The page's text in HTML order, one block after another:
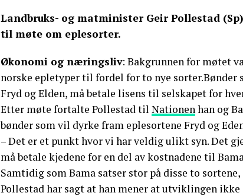
Landbruks- og matminister Geir Pollestad
til møte om eplesorter.
Økonomi og næringsliv: Bakgrunnen for møtet
norske epletyper til fordel for to nye sorter.Bønder
Fryd og Elden, må betale lisens til selskapet for
Etter møte fortalte Pollestad til Nationenhan og
bønder som vil dyrke fram eplesortene Fryd og
– Det er et punkt hvor vi har veldig ulikt syn. Det
må betale kjedene for en del av kostnadene til
Samtidig som Bama satser stor på disse to
Pollestad har sagt at han mener at utviklingen